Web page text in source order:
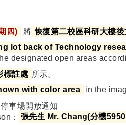
四) 將 恢復第二校區科研大樓後
lot back of Technology
designated open areas
標註處 所示。
with color area in the
： 張先生 Mr. Chang(分機